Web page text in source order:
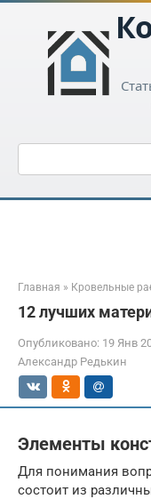
Перейти
контенту
Поиск:
Главная » Кровельные
12 лучших
Опубликовано: 19 Янв
Александр Редькин
Элементы
Для понимания
состоит из